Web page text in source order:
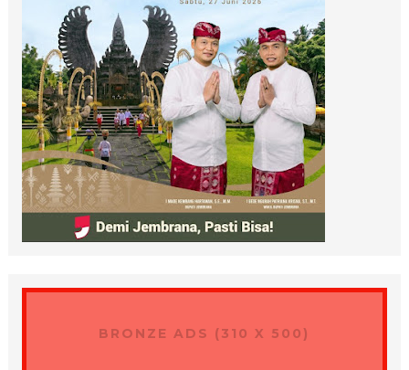
BRONZE ADS (310 X 500)